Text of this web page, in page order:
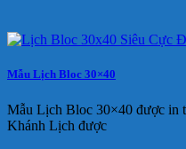
Mẫu Lịch Bloc 30×40
Mẫu Lịch Bloc 30×40 được in
Khánh Lịch được